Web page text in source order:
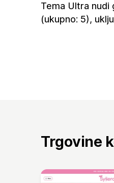
Tema Ultra nudi
(ukupno: 5),
Trgovine